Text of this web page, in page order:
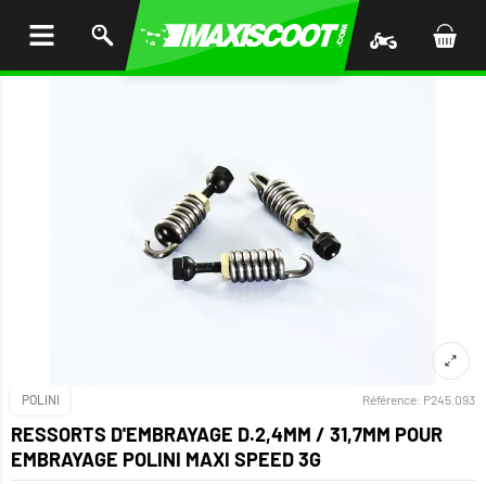
POLINI Référence: P245.093
RESSORTS D'EMBRAYAGE D.2,4MM / 31,7MM POUR
EMBRAYAGE POLINI MAXI SPEED 3G